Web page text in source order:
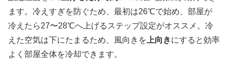
ます。冷えすぎを防ぐため、最初は26℃で始め、部屋が
冷えたら27〜28℃へ上げるステップ設定がオススメ。冷
えた空気は下にたまるため、風向きを 上向きにすると効率
よく部屋全体を冷却できます。